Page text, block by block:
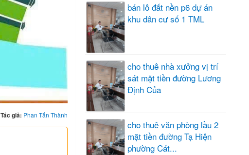
Tác giả: Phan Tấn Thành
bán lô đất nền p6 dự án
khu dân cư số 1 TML
cho thuê nhà xưởng vị trí
sát mặt tiền đường Lương
Định Của
cho thuê văn phòng lầu 2
mặt tiền đường Tạ Hiện
phường Cát...